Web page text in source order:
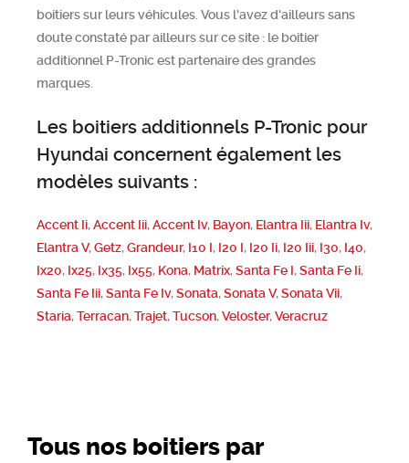
boitiers sur leurs véhicules. Vous l'avez d'ailleurs sans
doute constaté par ailleurs sur ce site : le boitier
additionnel P-Tronic est partenaire des grandes
marques.
Les boitiers additionnels P-Tronic pour
Hyundai concernent également les
modèles suivants :
Accent Ii,Accent Iii,Accent Iv, Bayon, Elantra Iii, Elantra Iv,
Elantra V,Getz,Grandeur, I10 I, I20 I, I20 Ii, I20 Iii, I30, I40,
Ix20, Ix25, Ix35, Ix55, Kona, Matrix,Santa Fe I,Santa Fe Ii,
Santa Fe Iii,Santa Fe Iv,Sonata,Sonata V,Sonata Vii,
Staria,Terracan,Trajet,Tucson,Veloster,Veracruz
Tous nos boitiers par